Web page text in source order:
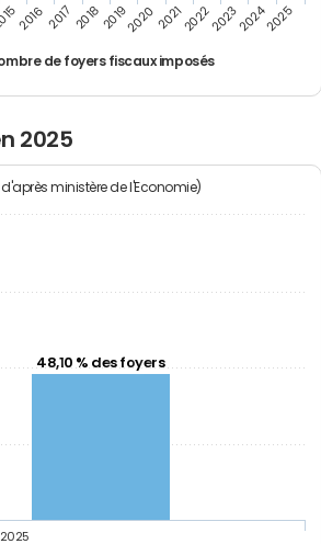
de foyers fiscaux imposés
2016 2017 20182019202020212022202320242025
2025
ministère de l'Economie)
48,10 % des foyers
2025